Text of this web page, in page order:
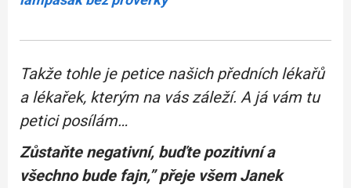
Takže tohle je petice našich předních lékařů
a lékařek, kterým na vás záleží. A já vám tu
petici posílám…
Zůstaňte negativní, buďte pozitivní a
všechno bude fajn,” přeje všem Janek